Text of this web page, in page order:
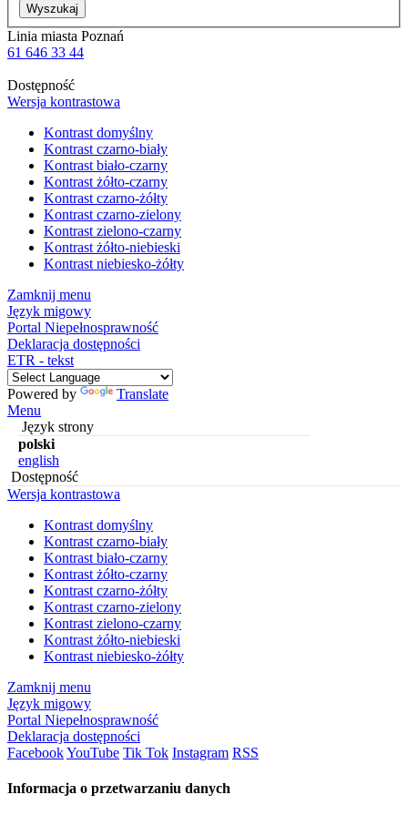
Wyszukaj
Linia miasta Poznań
61 646 33 44
Dostępność
Wersja kontrastowa
Kontrast domyślny
Kontrast czarno-biały
Kontrast biało-czarny
Kontrast żółto-czarny
Kontrast czarno-żółty
Kontrast czarno-zielony
Kontrast zielono-czarny
Kontrast żółto-niebieski
Kontrast niebiesko-żółty
Zamknij menu
Język migowy
Portal Niepełnosprawność
Deklaracja dostępności
ETR - tekst
Powered by
Translate
Menu
Język strony
polski
english
Dostępność
Wersja kontrastowa
Kontrast domyślny
Kontrast czarno-biały
Kontrast biało-czarny
Kontrast żółto-czarny
Kontrast czarno-żółty
Kontrast czarno-zielony
Kontrast zielono-czarny
Kontrast żółto-niebieski
Kontrast niebiesko-żółty
Zamknij menu
Język migowy
Portal Niepełnosprawność
Deklaracja dostępności
FacebookYouTube Tik Tok Instagram RSS
Informacja o przetwarzaniu danych